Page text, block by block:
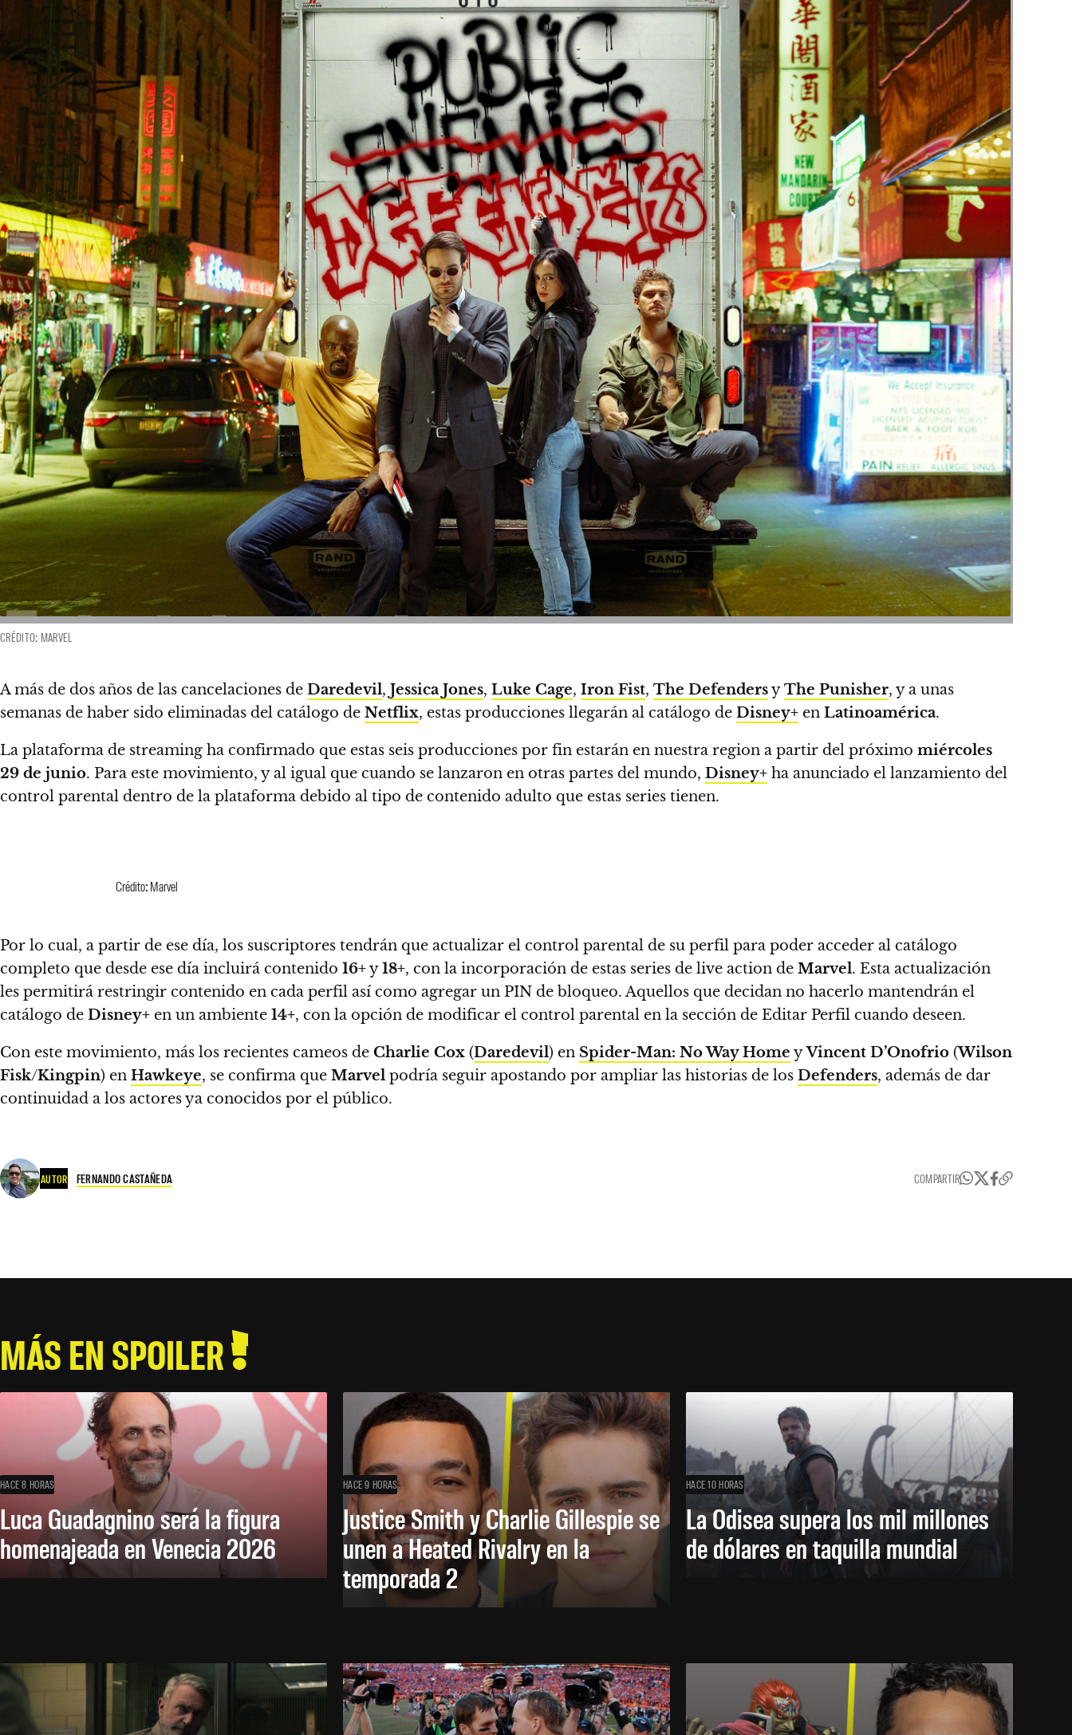
CRÉDITO: MARVEL
A más de dos años de las cancelaciones de Daredevil, Jessica Jones, Luke Cage, Iron Fist, The DefendersyThe Punisher, y a unas
semanas de haber sido eliminadas del catálogo de Netflix, estas producciones llegarán al catálogo de Disney+ en Latinoamérica.
La plataforma de streaming ha confirmado que estas seis producciones por fin estarán en nuestra region a partir del próximo miércoles
29 de junio. Para este movimiento, y al igual que cuando se lanzaron en otras partes del mundo, Disney+ ha anunciado el lanzamiento del
control parental dentro de la plataforma debido al tipo de contenido adulto que estas series tienen.
Crédito: Marvel
Por lo cual, a partir de ese día, los suscriptores tendrán que actualizar el control parental de su perfil para poder acceder al catálogo
completo que desde ese día incluirá contenido 16+y18+, con la incorporación de estas series de live action de Marvel. Esta actualización
les permitirá restringir contenido en cada perfil así como agregar un PIN de bloqueo. Aquellos que decidan no hacerlo mantendrán el
catálogo de Disney+ en un ambiente 14+, con la opción de modificar el control parental en la sección de Editar Perfil cuando deseen.
Con este movimiento, más los recientes cameos de Charlie Cox (Daredevil) en Spider-Man: No Way Home yVincent D’Onofrio (Wilson
Fisk/Kingpin) en Hawkeye, se confirma que Marvel podría seguir apostando por ampliar las historias de los Defenders, además de dar
continuidad a los actores ya conocidos por el público.
AUTOR FERNANDO CASTAÑEDA COMPARTIR
MÁS EN SPOILER
HACE 8 HORAS
Luca Guadagnino será la figura
homenajeada en Venecia 2026
HACE 9 HORAS
Justice Smith y Charlie Gillespie se
unen a Heated Rivalry en la
temporada 2
HACE 10 HORAS
La Odisea supera los mil millones
de dólares en taquilla mundial